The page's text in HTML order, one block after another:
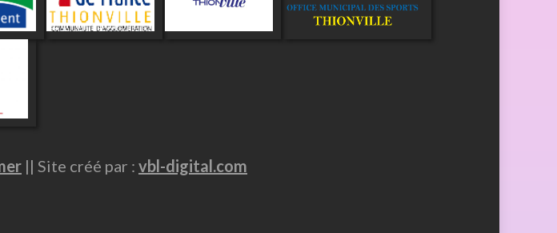
|| Site créé par : vbl-digital.com